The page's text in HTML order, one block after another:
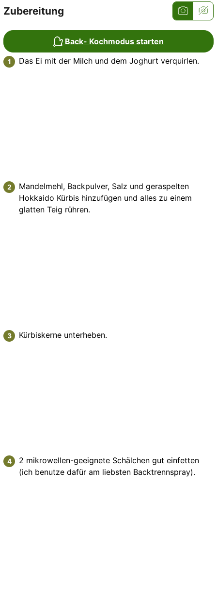
Zubereitung
Back- Kochmodus starten
Das Ei mit der Milch und dem Joghurt verquirlen.
Mandelmehl, Backpulver, Salz und geraspelten
Hokkaido Kürbis hinzufügen und alles zu einem
glatten Teig rühren.
Kürbiskerne unterheben.
2 mikrowellen-geeignete Schälchen gut einfetten
(ich benutze dafür am liebsten Backtrennspray).